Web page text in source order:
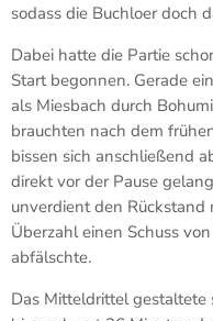
sodass die Buchloer doch
Dabei hatte die Partie
Start begonnen. Gerade
als Miesbach durch
brauchten nach dem
bissen sich anschließend
direkt vor der Pause
unverdient den Rückstand
Überzahl einen Schuss
abfälschte.
Das Mitteldrittel gestaltete